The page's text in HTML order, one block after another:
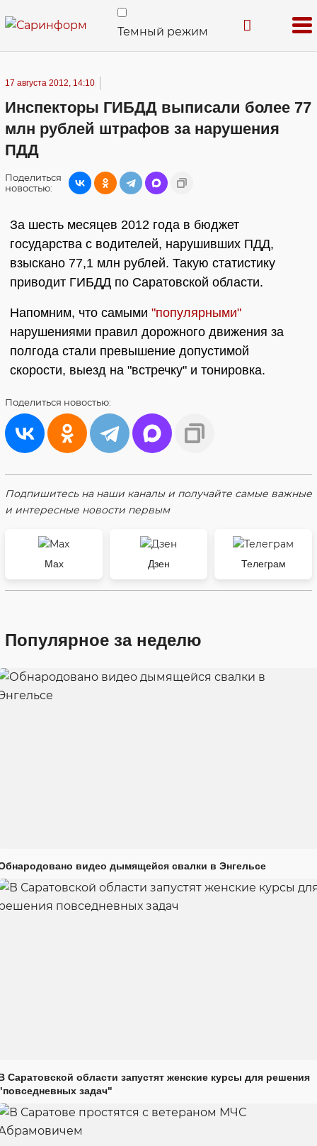
Темный режим
17 августа 2012, 14:10
Инспекторы ГИБДД выписали более 77
млн рублей штрафов за нарушения
ПДД
Поделиться
новостью:
За шесть месяцев 2012 года в бюджет
государства с водителей, нарушивших ПДД,
взыскано 77,1 млн рублей. Такую статистику
приводит ГИБДД по Саратовской области.
Напомним, что самыми "популярными"
нарушениями правил дорожного движения за
полгода стали превышение допустимой
скорости, выезд на "встречку" и тонировка.
Поделиться новостью:
Подпишитесь на наши каналы и получайте самые важные
и интересные новости первым
Max Дзен Телеграм
Популярное за неделю
видео дымящейся свалки в Энгельсе
Саратовской области запустят женские курсы для решения
задач"